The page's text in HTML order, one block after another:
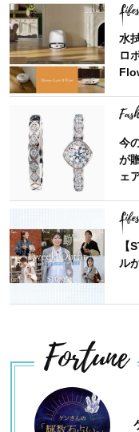
水
ロ
今
が
ェ
【
ル
Fortune